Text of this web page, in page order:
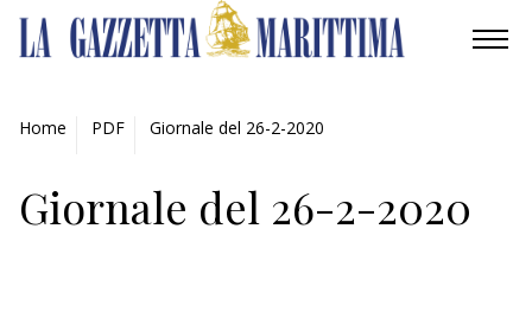
INDUSTRIA
Home PDF Giornale del 26-2-2020
Giornale del 26-2-2020